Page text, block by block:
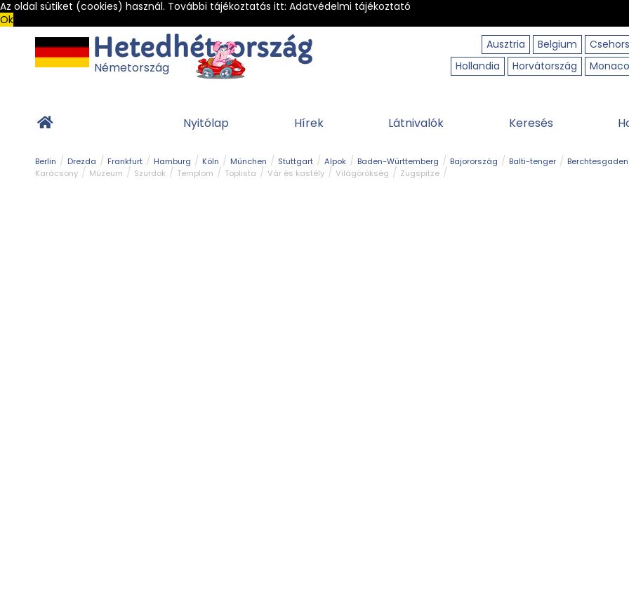
Az oldal sütiket (cookies) használ. További tájékoztatás itt: Adatvédelmi tájékoztató
Ok
Ausztria
Belgium
Hollandia
Horvátország Monaco
Németország
Nyitólap Hírek Látnivalók Keresés
Berlin Drezda Frankfurt Hamburg Köln München Stuttgart Alpok Baden-Württemberg Bajorország Balti-tenger
Berchtesgaden
Karácsony
Múzeum Szurdok Templom Toplista Vár és kastély Világörökség Zugspitze